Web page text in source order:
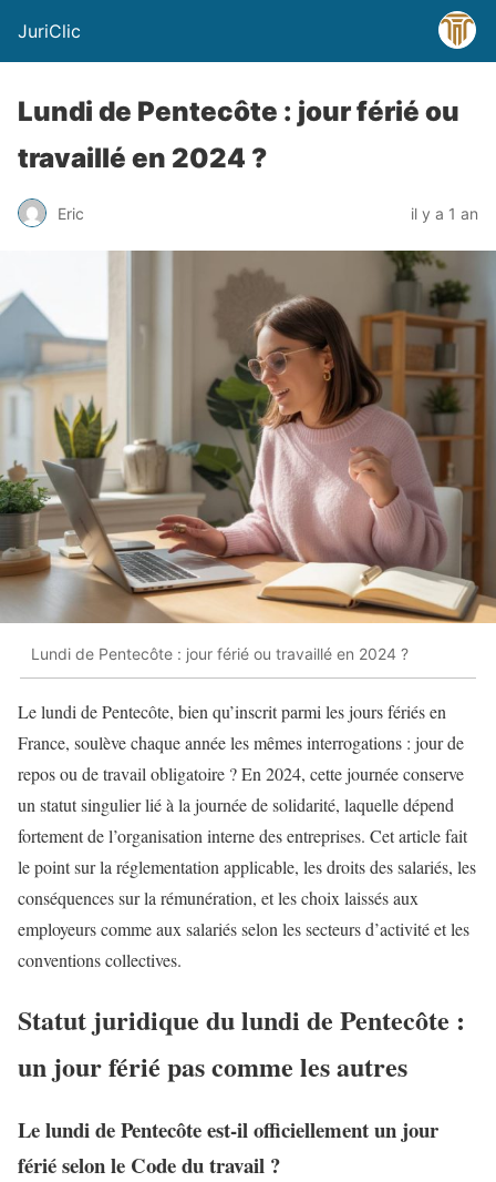
JuriClic
Lundi de Pentecôte : jour férié ou
travaillé en 2024 ?
Eric il y a 1 an
Lundi de Pentecôte : jour férié ou travaillé en 2024 ?
Le lundi de Pentecôte, bien qu’inscrit parmi les jours fériés en
France, soulève chaque année les mêmes interrogations : jour de
repos ou de travail obligatoire ? En 2024, cette journée conserve
un statut singulier lié à la journée de solidarité, laquelle dépend
fortement de l’organisation interne des entreprises. Cet article fait
le point sur la réglementation applicable, les droits des salariés, les
conséquences sur la rémunération, et les choix laissés aux
employeurs comme aux salariés selon les secteurs d’activité et les
conventions collectives.
Statut juridique du lundi de Pentecôte :
un jour férié pas comme les autres
Le lundi de Pentecôte est-il officiellement un jour
férié selon le Code du travail ?